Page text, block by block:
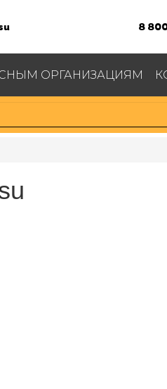
8
ОРГАНИЗАЦИЯМ